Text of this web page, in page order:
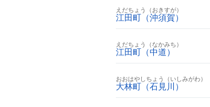
えだちょう（おきすが）
江田町（沖須賀）
えだちょう（なかみち）
江田町（中道）
おおはやしちょう（いしみがわ）
大林町（石見川）